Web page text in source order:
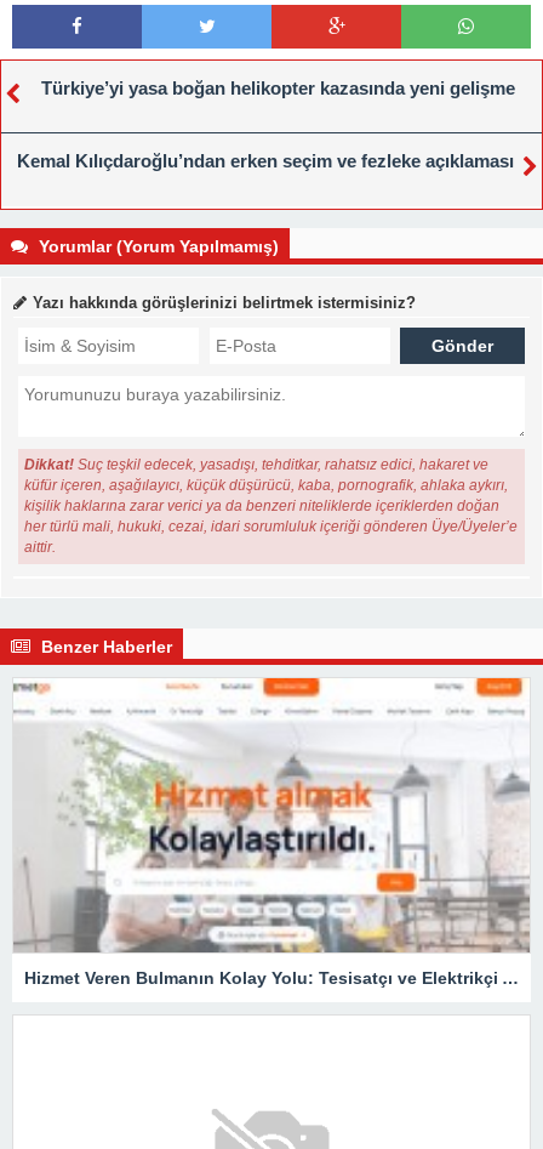
Türkiye’yi yasa boğan helikopter kazasında yeni gelişme
Kemal Kılıçdaroğlu’ndan erken seçim ve fezleke açıklaması
Yorumlar (Yorum Yapılmamış)
Yazı hakkında görüşlerinizi belirtmek istermisiniz?
Dikkat! Suç teşkil edecek, yasadışı, tehditkar, rahatsız edici, hakaret ve
küfür içeren, aşağılayıcı, küçük düşürücü, kaba, pornografik, ahlaka aykırı,
kişilik haklarına zarar verici ya da benzeri niteliklerde içeriklerden doğan
her türlü mali, hukuki, cezai, idari sorumluluk içeriği gönderen Üye/Üyeler’e
aittir.
Benzer Haberler
Hizmet Veren Bulmanın Kolay Yolu: Tesisatçı ve Elektrikçi Ararken Nelere Dikkat Edilmeli?